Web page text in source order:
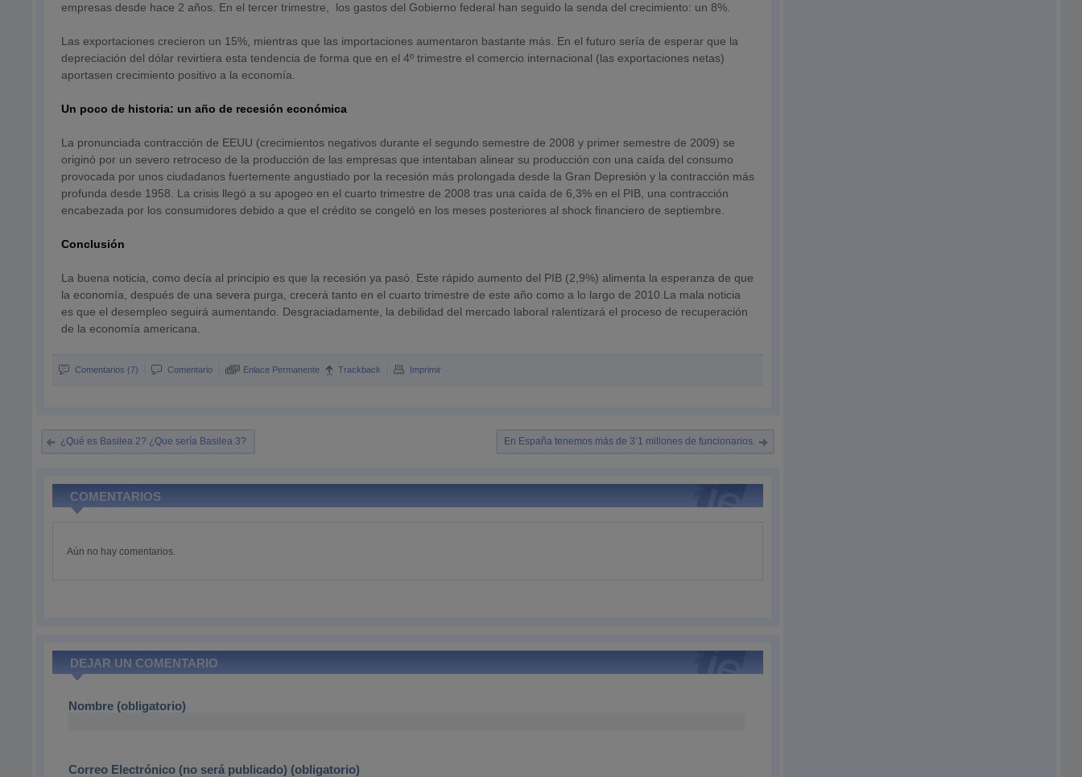
empresas desde hace 2 años. En el tercer trimestre, los gastos del Gobierno federal han seguido la senda del crecimiento: un 8%.
Las exportaciones crecieron un 15%, mientras que las importaciones aumentaron bastante más. En el futuro sería de esperar que la
depreciación del dólar revirtiera esta tendencia de forma que en el 4º trimestre el comercio internacional (las exportaciones netas)
aportasen crecimiento positivo a la economía.
Un poco de historia: un año de recesión económica
La pronunciada contracción de EEUU (crecimientos negativos durante el segundo semestre de 2008 y primer semestre de 2009) se
originó por un severo retroceso de la producción de las empresas que intentaban alinear su producción con una caída del consumo
provocada por unos ciudadanos fuertemente angustiado por la recesión más prolongada desde la Gran Depresión y la contracción más
profunda desde 1958. La crisis llegó a su apogeo en el cuarto trimestre de 2008 tras una caída de 6,3% en el PIB, una contracción
encabezada por los consumidores debido a que el crédito se congeló en los meses posteriores al shock financiero de septiembre.
Conclusión
La buena noticia, como decía al principio es que la recesión ya pasó. Este rápido aumento del PIB (2,9%) alimenta la esperanza de que
la economía, después de una severa purga, crecerá tanto en el cuarto trimestre de este año como a lo largo de 2010.La mala noticia
es que el desempleo seguirá aumentando. Desgraciadamente, la debilidad del mercado laboral ralentizará el proceso de recuperación
de la economía americana.
Comentarios (7) Comentario Enlace Permanente Trackback Imprimir
¿Qué es Basilea 2? ¿Que sería Basilea 3? En España tenemos más de 3’1 millones de funcionarios.
COMENTARIOS
Aún no hay comentarios.
DEJAR UN COMENTARIO
Nombre (obligatorio)
Correo Electrónico (no será publicado) (obligatorio)